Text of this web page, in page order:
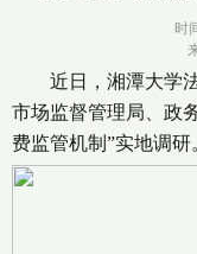
时
近日，湘潭大学法
市场监督管理局、政
费监管机制”实地调研